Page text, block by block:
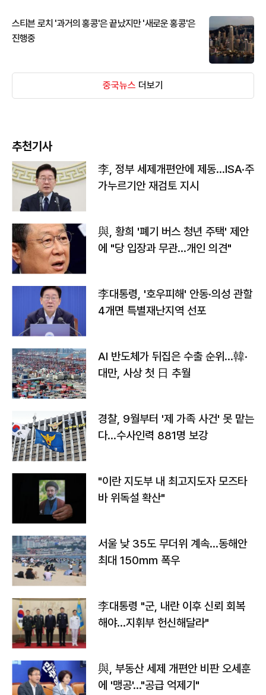
스티븐 로치 '과거의 홍콩'은 끝났지만 '새로운 홍콩'은
진행중
중국뉴스 더보기
추천기사
李, 정부 세제개편안에 제동…ISA·주
가누르기안 재검토 지시
與, 황희 '폐기 버스 청년 주택' 제안
에 "당 입장과 무관…개인 의견"
李대통령, '호우피해' 안동·의성 관할
4개면 특별재난지역 선포
AI 반도체가 뒤집은 수출 순위…韓·
대만, 사상 첫 日 추월
경찰, 9월부터 '제 가족 사건' 못 맡는
다…수사인력 881명 보강
"이란 지도부 내 최고지도자 모즈타
바 위독설 확산"
서울 낮 35도 무더위 계속…동해안
최대 150㎜ 폭우
李대통령 "군, 내란 이후 신뢰 회복
해야…지휘부 헌신해달라"
與, 부동산 세제 개편안 비판 오세훈
에 '맹공'…"공급 억제기"